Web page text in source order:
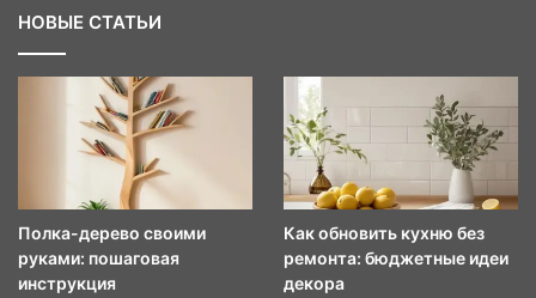
НОВЫЕ СТАТЬИ
Полка-дерево своими
руками: пошаговая
инструкция
Как обновить кухню без
ремонта: бюджетные идеи
декора